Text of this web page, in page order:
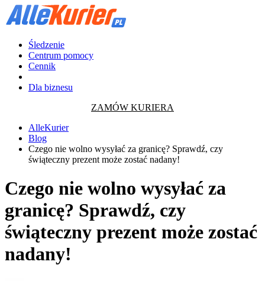
Śledzenie
Centrum pomocy
Cennik
Dla biznesu
ZAMÓW KURIERA
AlleKurier
Blog
Czego nie wolno wysyłać za granicę? Sprawdź, czy
świąteczny prezent może zostać nadany!
Czego nie wolno wysyłać za
granicę? Sprawdź, czy
świąteczny prezent może zostać
nadany!